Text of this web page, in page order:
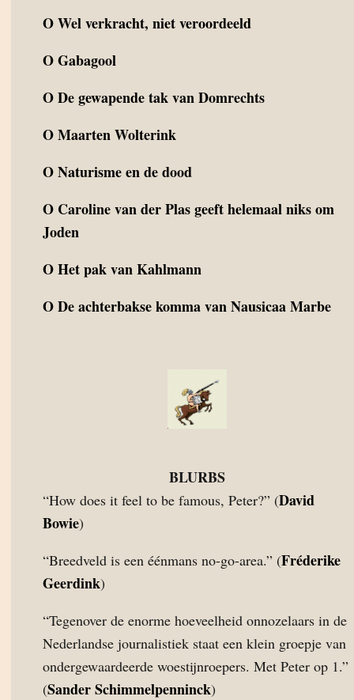
OWel verkracht, niet veroordeeld
OGabagool
ODe gewapende tak van Domrechts
OMaarten Wolterink
ONaturisme en de dood
O Caroline van der Plas geeft helemaal niks om
Joden
OHet pak van Kahlmann
ODe achterbakse komma van Nausicaa Marbe
BLURBS
“How does it feel to be famous, Peter?” (David
Bowie)
“Breedveld is een éénmans no-go-area.” (Fréderike
Geerdink)
“Tegenover de enorme hoeveelheid onnozelaars in de
Nederlandse journalistiek staat een klein groepje van
ondergewaardeerde woestijnroepers. Met Peter op 1.”
(Sander Schimmelpenninck)